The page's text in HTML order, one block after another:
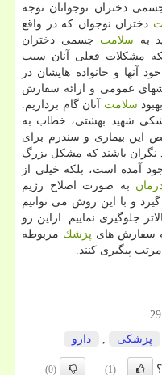
دختران نوجوانان توجه
دختران نوجوان كه در واقع
به سلامت جسمی دختران
مشكلات فعلی آنان سبب
آنها و خانواده هایشان در
عمومی و ارائه سفارش
سلامت آنان گام برداریم.
شهید بهشتی، خطاب به
این بیماری و سندرم برای
نگران باشند كه مشكل بزرگ
آمده است، بلكه خیلی از
به صورت اصلاح رژیم
و با این روش می توانیم
جلوگیری نماییم. ازاین رو
به سفارش های پزشك مربوطه
پیگیری كنند.
29
پزشكی , دارو
(1)
(0)